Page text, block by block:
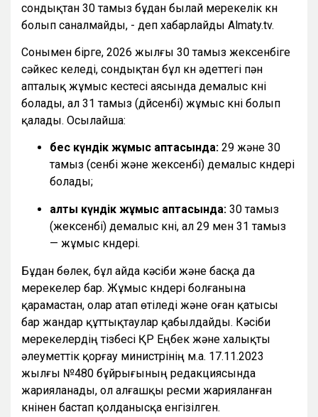
сондықтан 30 тамыз бұдан былай мерекелік күн
болып саналмайды, - деп хабарлайды Almaty.tv.
Сонымен бірге, 2026 жылғы 30 тамыз жексенбіге
сәйкес келеді, сондықтан бұл күн әдеттегі пән
апталық жұмыс кестесі аясында демалыс күні
болады, ал 31 тамыз (дүйсенбі) жұмыс күні болып
қалады. Осылайша:
бес күндік жұмыс аптасында: 29 және 30
тамыз (сенбі және жексенбі) демалыс күндері
болады;
алты күндік жұмыс аптасында: 30 тамыз
(жексенбі) демалыс күні, ал 29 мен 31 тамыз
— жұмыс күндері.
Бұдан бөлек, бұл айда кәсіби және басқа да
мерекелер бар. Жұмыс күндері болғанына
қарамастан, олар атап өтіледі және оған қатысы
бар жандар құттықтаулар қабылдайды. Кәсіби
мерекелердің тізбесі ҚР Еңбек және халықты
әлеуметтік қорғау министрінің м.а. 17.11.2023
жылғы №480 бұйрығының редакциясында
жарияланады, ол алғашқы ресми жарияланған
күнінен бастап қолданысқа енгізілген.